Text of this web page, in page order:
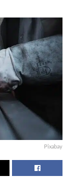
Pixabay